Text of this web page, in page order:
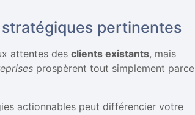
pertinentes
attentes des clients existants, mais
prospèrent tout simplement parce
actionnables peut différencier votre